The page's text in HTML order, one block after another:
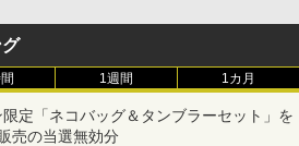
1週間 1カ月
定「ネコバッグ＆タンブラーセット」を
売の当選無効分